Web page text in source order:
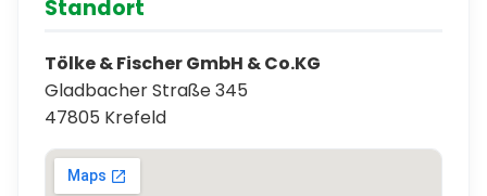
Standort
Tölke & Fischer GmbH & Co.KG
Gladbacher Straße 345
47805 Krefeld